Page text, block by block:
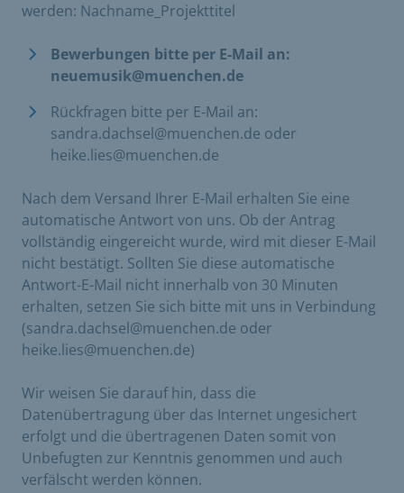
werden: Nachname_Projekttitel
Bewerbungen bitte per E-Mail an:
neuemusik@muenchen.de
Rückfragen bitte per E-Mail an:
sandra.dachsel@muenchen.de oder
heike.lies@muenchen.de
Nach dem Versand Ihrer E-Mail erhalten Sie eine
automatische Antwort von uns. Ob der Antrag
vollständig eingereicht wurde, wird mit dieser E-Mail
nicht bestätigt. Sollten Sie diese automatische
Antwort-E-Mail nicht innerhalb von 30 Minuten
erhalten, setzen Sie sich bitte mit uns in Verbindung
(sandra.dachsel@muenchen.de oder
heike.lies@muenchen.de)
Wir weisen Sie darauf hin, dass die
Datenübertragung über das Internet ungesichert
erfolgt und die übertragenen Daten somit von
Unbefugten zur Kenntnis genommen und auch
verfälscht werden können.